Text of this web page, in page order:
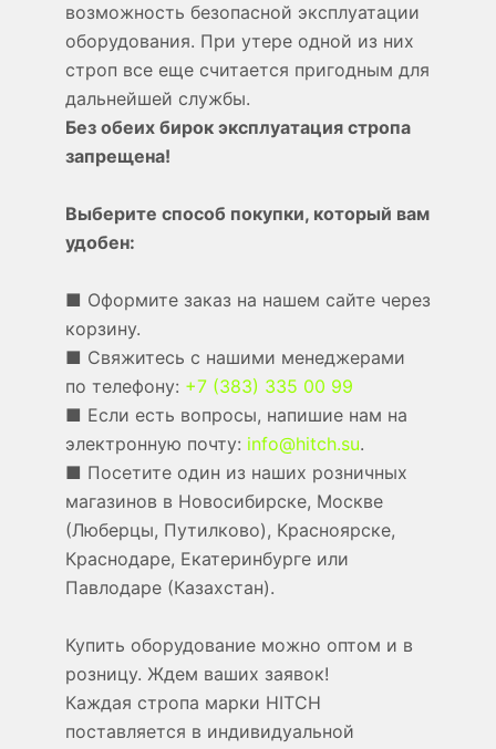
возможность безопасной эксплуатации
оборудования. При утере одной из них
строп все еще считается пригодным для
дальнейшей службы.
Без обеих бирок эксплуатация стропа
запрещена!
Выберите способ покупки, который вам
удобен:
■ Оформите заказ на нашем сайте через
корзину.
■ Свяжитесь с нашими менеджерами
по телефону: +7 (383) 335 00 99
■ Если есть вопросы, напишие нам на
электронную почту: info@hitch.su.
■ Посетите один из наших розничных
магазинов в Новосибирске, Москве
(Люберцы, Путилково), Красноярске,
Краснодаре, Екатеринбурге или
Павлодаре (Казахстан).
Купить оборудование можно оптом и в
розницу. Ждем ваших заявок!
Каждая стропа марки HITCH
поставляется в индивидуальной